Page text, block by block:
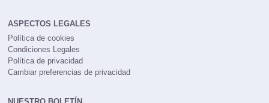
ASPECTOS LEGALES
Política de cookies
Condiciones Legales
Política de privacidad
Cambiar preferencias de privacidad